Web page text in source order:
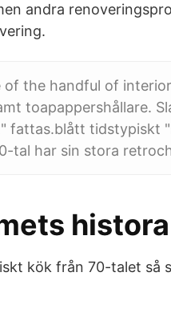
andra
of the handful of
toapappershållare.
fattas.blått tidstypiskt
tal har sin stora
kök från 70-talet så